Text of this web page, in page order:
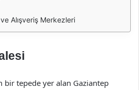
Alışveriş Merkezleri
bir tepede yer alan Gaziantep